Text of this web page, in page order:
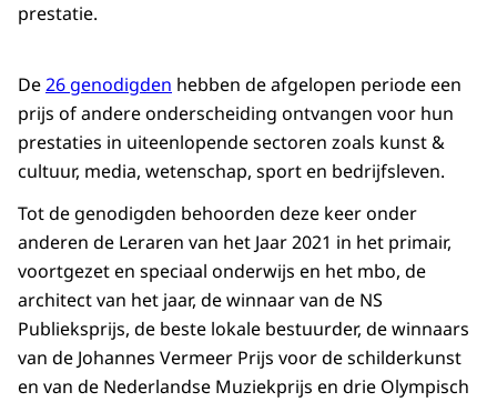
prestatie.
De26 genodigden hebben de afgelopen periode een
prijs of andere onderscheiding ontvangen voor hun
prestaties in uiteenlopende sectoren zoals kunst &
cultuur, media, wetenschap, sport en bedrijfsleven.
Tot de genodigden behoorden deze keer onder
anderen de Leraren van het Jaar 2021 in het primair,
voortgezet en speciaal onderwijs en het mbo, de
architect van het jaar, de winnaar van de NS
Publieksprijs, de beste lokale bestuurder, de winnaars
van de Johannes Vermeer Prijs voor de schilderkunst
en van de Nederlandse Muziekprijs en drie Olympisch